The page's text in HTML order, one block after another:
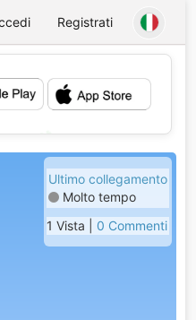
Registrati
💕
Ultimo collegamento
Molto tempo
1 Vista | 0 Commenti